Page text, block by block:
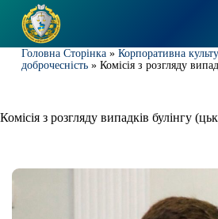
П
й
д
і
Головна Сторінка» Корпоративна
доброчесність» Комісія з розгляду
Комісія з розгляду випадків булінгу